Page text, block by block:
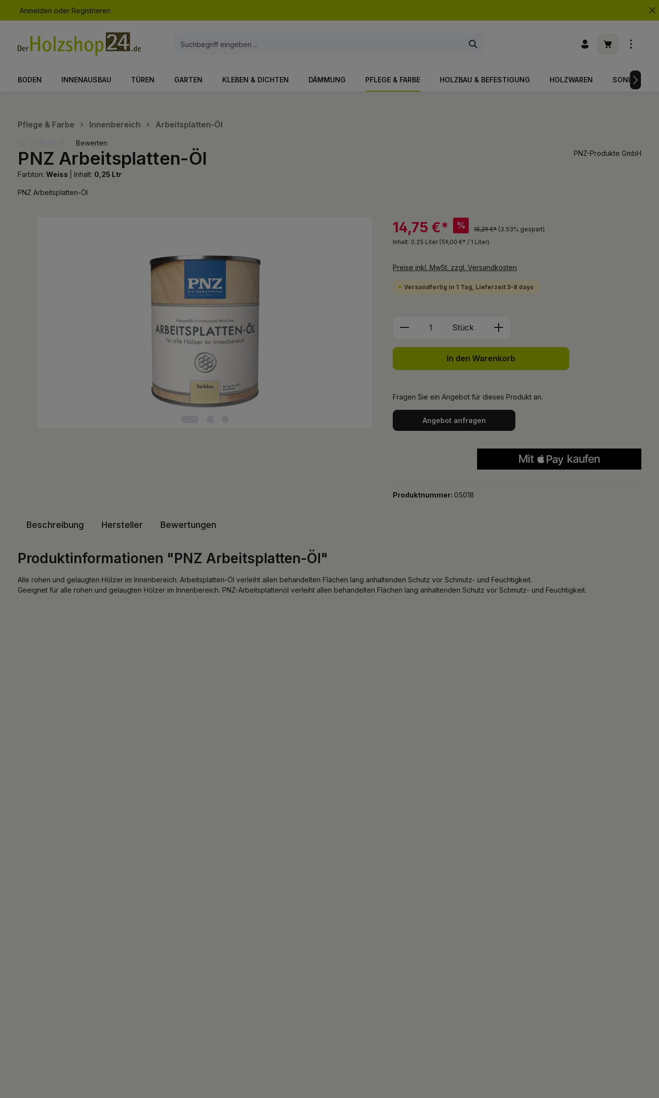
Zur Hauptnavigation springen
Anmelden oder Registrieren
Warenkorb
BODEN INNENAUSBAU TÜREN GARTEN KLEBEN & DICHTEN DÄMMUNG PFLEGE & FARBE HOLZBAU & BEFESTIGUNG HOLZWAREN
Pflege & Farbe Innenbereich Arbeitsplatten-Öl
Durchschnittliche Bewertung von 0 von 5 Sternen
Bewerten
PNZ Arbeitsplatten-Öl
Farbton: Weiss Inhalt: 0,25 Ltr
PNZ-Produkte GmbH
PNZ Arbeitsplatten-Öl
14,75 €* % 15,29 €* (3.53% gespart)
Inhalt: 0.25 Liter (59,00 €* / 1 Liter)
Preise inkl. MwSt. zzgl. Versandkosten
Versandfertig in 1 Tag, Lieferzeit 3-8 days
Produkt Anzahl: Gib den gewünschten Wert
Stück
In den Warenkorb
Fragen Sie ein Angebot für dieses Produkt an.
Angebot anfragen
Produktnummer: 05018
Beschreibung Hersteller Bewertungen
Produktinformationen "PNZ Arbeitsplatten-Öl"
Alle rohen und gelaugten Hölzer im Innenbereich. Arbeitsplatten-Öl verleiht allen behandelten Flächen lang anhaltenden Schutz vor Schmutz- und Feuchtigkeit.
Geeignet für alle rohen und gelaugten Hölzer im Innenbereich. PNZ-Arbeitsplattenöl verleiht allen behandelten Flächen lang anhaltenden Schutz vor Schmutz- und Feuchtigkeit.